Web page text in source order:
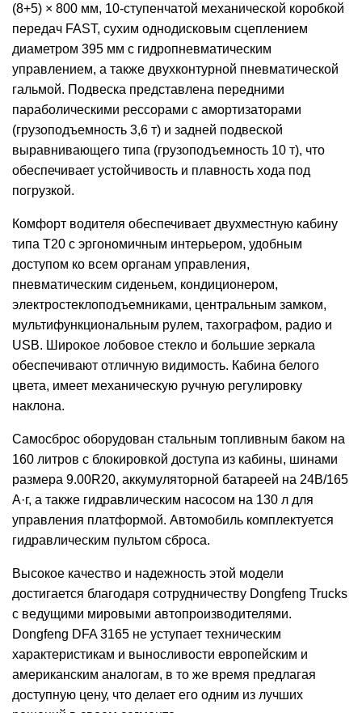
(8+5) × 800 мм, 10-ступенчатой ​​механической коробкой
передач FAST, сухим однодисковым сцеплением
диаметром 395 мм с гидропневматическим
управлением, а также двухконтурной пневматической
гальмой. Подвеска представлена ​​передними
параболическими рессорами с амортизаторами
(грузоподъемность 3,6 т) и задней подвеской
выравнивающего типа (грузоподъемность 10 т), что
обеспечивает устойчивость и плавность хода под
погрузкой.
Комфорт водителя обеспечивает двухместную кабину
типа T20 с эргономичным интерьером, удобным
доступом ко всем органам управления,
пневматическим сиденьем, кондиционером,
электростеклоподъемниками, центральным замком,
мультифункциональным рулем, тахографом, радио и
USB. Широкое лобовое стекло и большие зеркала
обеспечивают отличную видимость. Кабина белого
цвета, имеет механическую ручную регулировку
наклона.
Самосброс оборудован стальным топливным баком на
160 литров с блокировкой доступа из кабины, шинами
размера 9.00R20, аккумуляторной батареей на 24В/165
А·г, а также гидравлическим насосом на 130 л для
управления платформой. Автомобиль комплектуется
гидравлическим пультом сброса.
Высокое качество и надежность этой модели
достигается благодаря сотрудничеству Dongfeng Trucks
с ведущими мировыми автопроизводителями.
Dongfeng DFA 3165 не уступает техническим
характеристикам и выносливости европейским и
американским аналогам, в то же время предлагая
доступную цену, что делает его одним из лучших